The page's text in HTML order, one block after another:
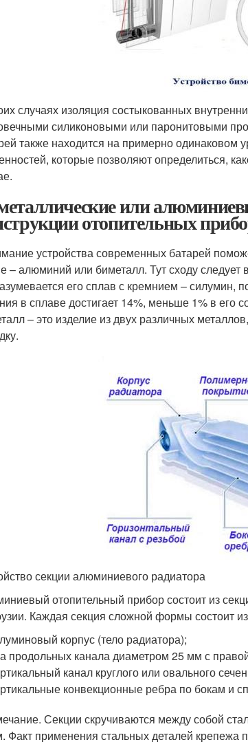
случаях изоляция состыкованных
силиконовыми или паронитовыми
также находится на примерно одинаковом
которые позволяют определиться,
или
отопительных
устройства современных батарей
– алюминий или биметалл. Тут сходу
его сплав с кремнием – силумин,
в сплаве достигает 14%, меньше 1% в его
– это изделие из двух различных
секции алюминиевого радиатора
отопительный прибор состоит из
Каждая секция сложной формы состоит
корпус (тело радиатора);
продольных канала диаметром 25 мм с
канал круглого или овального
конвекционные ребра по бокам и
Секции скручиваются между собой
Факт применения стальных деталей крепежа